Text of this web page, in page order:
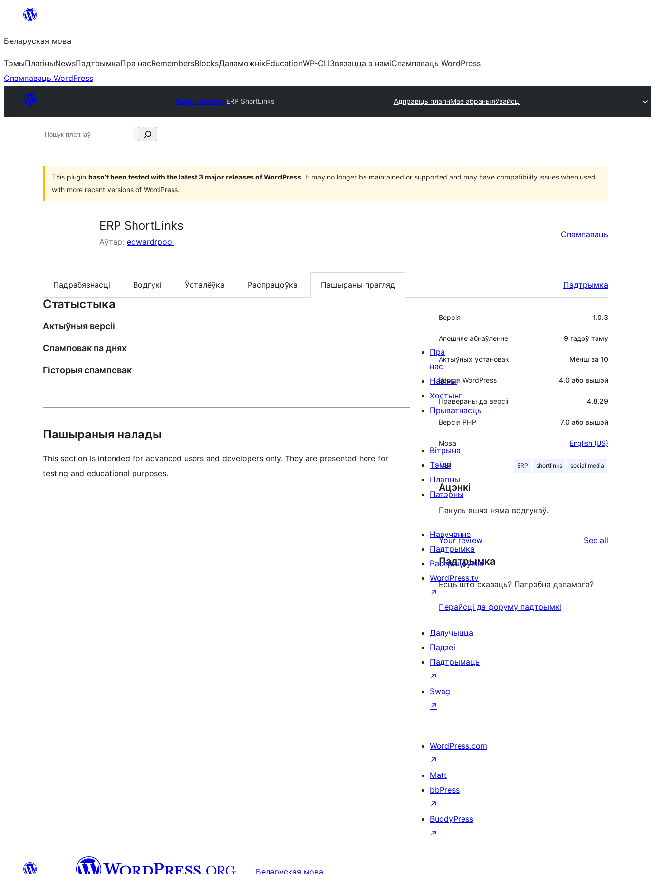
Перайсці
змесціва
Беларуская мова
ТэмыПлагіныNewsПадтрымкаПра насRemembersBlocksДапаможнікEducationWP-CLIЗвязацца з наміСпампаваць WordPress
Спампаваць WordPress
Plugin DirectoryERP ShortLinks Адправіць плагінМае абраныяУвайсці
Пошук
This plugin hasn’t been tested with the latest 3 major releases of WordPress. It may no longer be maintained or supported and may have compatibility issues when used
with more recent versions of WordPress.
ERP ShortLinks
Аўтар: edwardrpool
Спампаваць
Падрабязнасці Водгукі Ўсталёўка Распрацоўка Пашыраны прагляд Падтрымка
Статыстыка
Актыўныя версіі
Спамповак па днях
Гісторыя спамповак
Пашыраныя налады
This section is intended for advanced users and developers only. They are presented here for
testing and educational purposes.
Мета
Версія 1.0.3
Апошняе абнаўленне 9 гадоў таму
Актыўных установак Менш за 10
Версія WordPress 4.0 або вышэй
Правераны да версіі 4.8.29
Версія PHP 7.0 або вышэй
Мова English (US)
Тэгі ERP shortlinks social media
Ацэнкі
Пакуль яшчэ няма водгукаў.
Your review See all
Падтрымка
Ёсць што сказаць? Патрэбна дапамога?
Перайсці да форуму падтрымкі
Пра
нас
Навіны
Хостынг
Прыватнасць
Вітрына
Тэмы
Плагіны
Патэрны
Навучанне
Падтрымка
Распрацоўнікі
WordPress.tv
↗
Далучыцца
Падзеі
Падтрымаць
↗
Swag
↗
WordPress.com
↗
Matt
bbPress
↗
BuddyPress
↗
Беларуская мова